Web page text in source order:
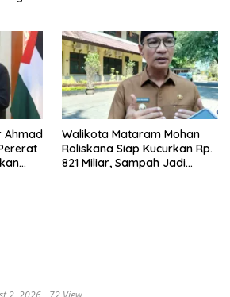
Ahmad
Walikota Mataram Mohan
Roliskana Siap Kucurkan Rp.
821 Miliar, Sampah Jadi